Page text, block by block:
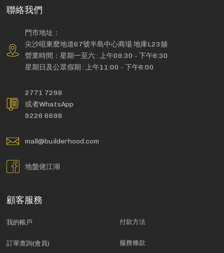
聯絡我們
門市地址：
尖沙咀東麼地道67號半島中心商場 地庫L23舖
營業時間：星期一至六 : 上午09:30 - 下午6:30
星期日及公眾假期 : 上午11:00 - 下午6:00
2771 7298
或者WhatsApp
9226 6698
mall@builderhood.com
地盤佬江湖
顧客服務
我的帳戶
訂單查詢(會員)
付款方法
服務條款